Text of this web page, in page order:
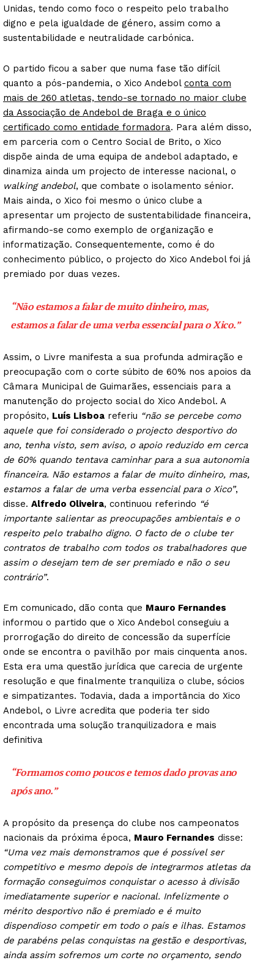
Unidas, tendo como foco o respeito pelo trabalho
digno e pela igualdade de género, assim como a
sustentabilidade e neutralidade carbónica.
O partido ficou a saber que numa fase tão difícil
quanto a pós-pandemia, o Xico Andebol conta com
mais de 260 atletas, tendo-se tornado no maior clube
da Associação de Andebol de Braga e o único
certificado como entidade formadora. Para além disso,
em parceria com o Centro Social de Brito, o Xico
dispõe ainda de uma equipa de andebol adaptado, e
dinamiza ainda um projecto de interesse nacional, o
walking andebol, que combate o isolamento sénior.
Mais ainda, o Xico foi mesmo o único clube a
apresentar um projecto de sustentabilidade financeira,
afirmando-se como exemplo de organização e
informatização. Consequentemente, como é do
conhecimento público, o projecto do Xico Andebol foi já
premiado por duas vezes.
“Não estamos a falar de muito dinheiro, mas,
estamos a falar de uma verba essencial para o Xico.”
Assim, o Livre manifesta a sua profunda admiração e
preocupação com o corte súbito de 60% nos apoios da
Câmara Municipal de Guimarães, essenciais para a
manutenção do projecto social do Xico Andebol. A
propósito, Luís Lisboa referiu “não se percebe como
aquele que foi considerado o projecto desportivo do
ano, tenha visto, sem aviso, o apoio reduzido em cerca
de 60% quando tentava caminhar para a sua autonomia
financeira. Não estamos a falar de muito dinheiro, mas,
estamos a falar de uma verba essencial para o Xico”,
disse. Alfredo Oliveira, continuou referindo “é
importante salientar as preocupações ambientais e o
respeito pelo trabalho digno. O facto de o clube ter
contratos de trabalho com todos os trabalhadores que
assim o desejam tem de ser premiado e não o seu
contrário”.
Em comunicado, dão conta que Mauro Fernandes
informou o partido que o Xico Andebol conseguiu a
prorrogação do direito de concessão da superfície
onde se encontra o pavilhão por mais cinquenta anos.
Esta era uma questão jurídica que carecia de urgente
resolução e que finalmente tranquiliza o clube, sócios
e simpatizantes. Todavia, dada a importância do Xico
Andebol, o Livre acredita que poderia ter sido
encontrada uma solução tranquilizadora e mais
definitiva
“Formamos como poucos e temos dado provas ano
após ano.”
A propósito da presença do clube nos campeonatos
nacionais da próxima época, Mauro Fernandes disse:
“Uma vez mais demonstramos que é possível ser
competitivo e mesmo depois de integrarmos atletas da
formação conseguimos conquistar o acesso à divisão
imediatamente superior e nacional. Infelizmente o
mérito desportivo não é premiado e é muito
dispendioso competir em todo o país e ilhas. Estamos
de parabéns pelas conquistas na gestão e desportivas,
ainda assim sofremos um corte no orçamento, sendo